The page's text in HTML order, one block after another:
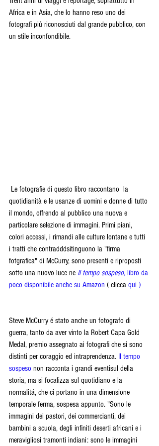
Africa e in Asia, che lo hanno reso uno dei
fotografi piú riconosciuti dal grande pubblico, con
un stile inconfondibile.
quotidianità e le usanze di uomini e donne di tutto
il mondo, offrendo al pubblico una nuova e
particolare selezione di immagini. Primi piani,
colori accessi, i rimandi alle culture lontane e tutti
i tratti che contradddsitinguono la "firma
fotgrafica" di McCurry, sono presenti e riproposti
sotto una nuovo luce ne Il tempo sospeso, libro da
poco disponibile anche su Amazon ( clicca qui )
Steve McCurry é stato anche un fotografo di
guerra, tanto da aver vinto la Robert Capa Gold
Medal, premio assegnato ai fotografi che si sono
distinti per coraggio ed intraprendenza. Il tempo
sospeso non racconta i grandi eventisul della
storia, ma si focalizza sul quotidiano e la
normalitá, che ci portano in una dimensione
temporale ferma, sospesa appunto. "Sono le
immagini dei pastori, dei commercianti, dei
bambini a scuola, degli infiniti deserti africani e i
meravigliosi tramonti indiani: sono le immagini